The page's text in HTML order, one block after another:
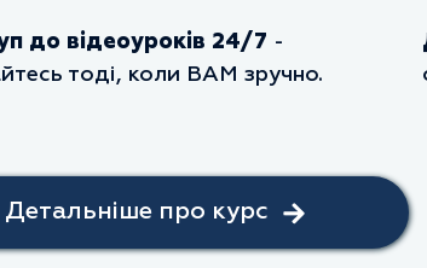
до відеоуроків 24/7 -
тоді, коли ВАМ зручно.
Детальніше про курс